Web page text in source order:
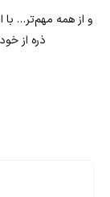
و از همه مهم‌تر… با
ذره از